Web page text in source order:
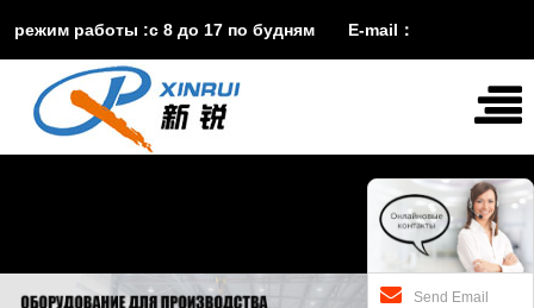
режим работы :с 8 до 17 по будням E-mail：
vira@xinruisuji.comWhatsApp： 
Send Email